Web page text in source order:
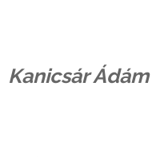
Kanicsár Ádám